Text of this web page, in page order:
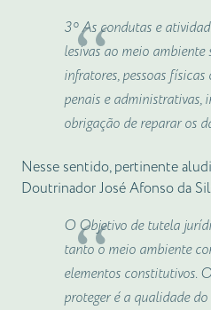
3º As condutas e
lesivas ao meio ambiente
infratores, pessoas
penais e administrativas,
obrigação de reparar os
Nesse sentido, pertinente
Doutrinador José Afonso da
O Objetivo de tutela
tanto o meio ambiente
elementos constitutivos.
proteger é a qualidade